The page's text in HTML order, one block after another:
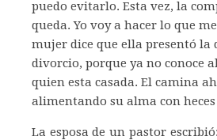
puedo evitarlo. Esta vez, la
queda. Yo voy a hacer lo que
mujer dice que ella presentó la
divorcio, porque ya no conoce
quien esta casada. El camina
alimentando su alma con
La esposa de un pastor